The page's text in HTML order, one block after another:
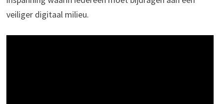
veiliger digitaal milieu.